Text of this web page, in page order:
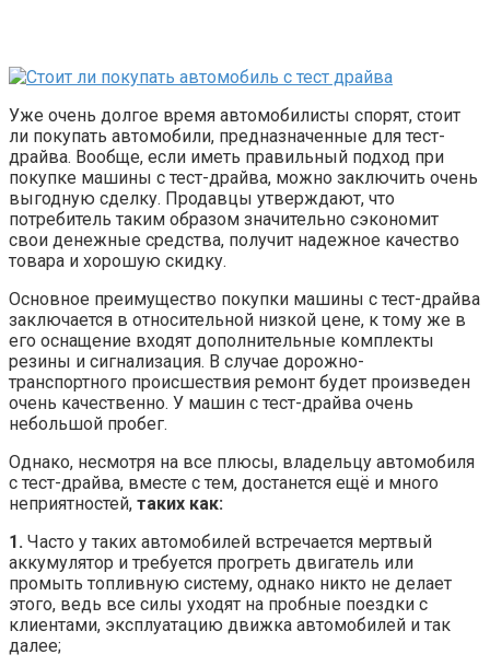
Уже очень долгое время автомобилисты спорят, стоит
ли покупать автомобили, предназначенные для тест-
драйва. Вообще, если иметь правильный подход при
покупке машины с тест-драйва, можно заключить очень
выгодную сделку. Продавцы утверждают, что
потребитель таким образом значительно сэкономит
свои денежные средства, получит надежное качество
товара и хорошую скидку.
Основное преимущество покупки машины с тест-драйва
заключается в относительной низкой цене, к тому же в
его оснащение входят дополнительные комплекты
резины и сигнализация. В случае дорожно-
транспортного происшествия ремонт будет произведен
очень качественно. У машин с тест-драйва очень
небольшой пробег.
Однако, несмотря на все плюсы, владельцу автомобиля
с тест-драйва, вместе с тем, достанется ещё и много
неприятностей, таких как:
1. Часто у таких автомобилей встречается мертвый
аккумулятор и требуется прогреть двигатель или
промыть топливную систему, однако никто не делает
этого, ведь все силы уходят на пробные поездки с
клиентами, эксплуатацию движка автомобилей и так
далее;